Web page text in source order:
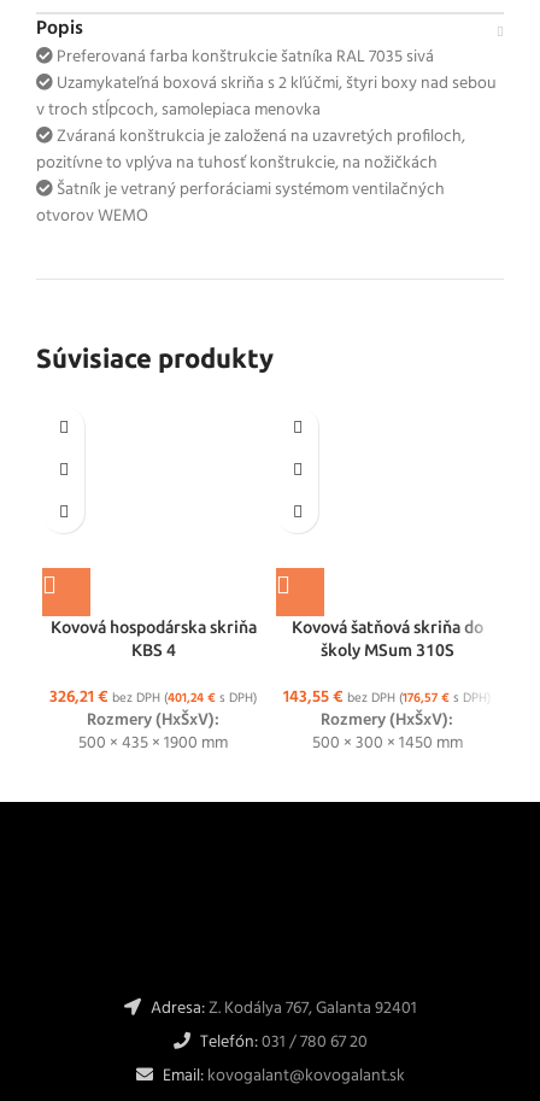
Popis
Preferovaná farba konštrukcie šatníka RAL 7035 sivá
Uzamykateľná boxová skriňa s 2 kľúčmi, štyri boxy nad sebou
v troch stĺpcoch, samolepiaca menovka
Zváraná konštrukcia je založená na uzavretých profiloch,
pozitívne to vplýva na tuhosť konštrukcie, na nožičkách
Šatník je vetraný perforáciami systémom ventilačných
otvorov WEMO
Súvisiace produkty
Kovová hospodárska skriňa
KBS 4
326,21€ bez DPH (401,24€s DPH)
Rozmery (HxŠxV):
500 × 435 × 1900 mm
Kovová šatňová skriňa do
školy MSum 310S
143,55€ bez DPH (176,57€s DPH)
Rozmery (HxŠxV):
500 × 300 × 1450 mm
Adresa:Z. Kodálya 767, Galanta 92401
Telefón:031 / 780 67 20
Email:kovogalant@kovogalant.sk